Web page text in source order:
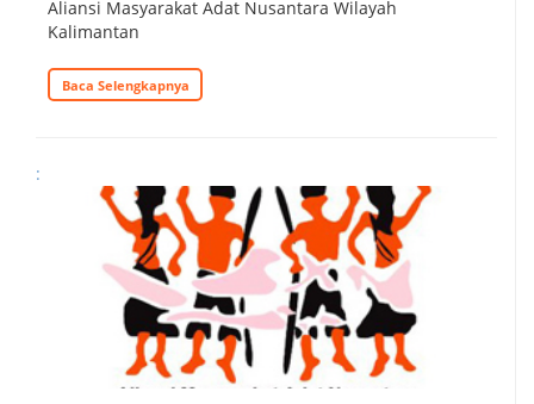
Aliansi Masyarakat Adat Nusantara Wilayah
Kalimantan
Baca Selengkapnya
: